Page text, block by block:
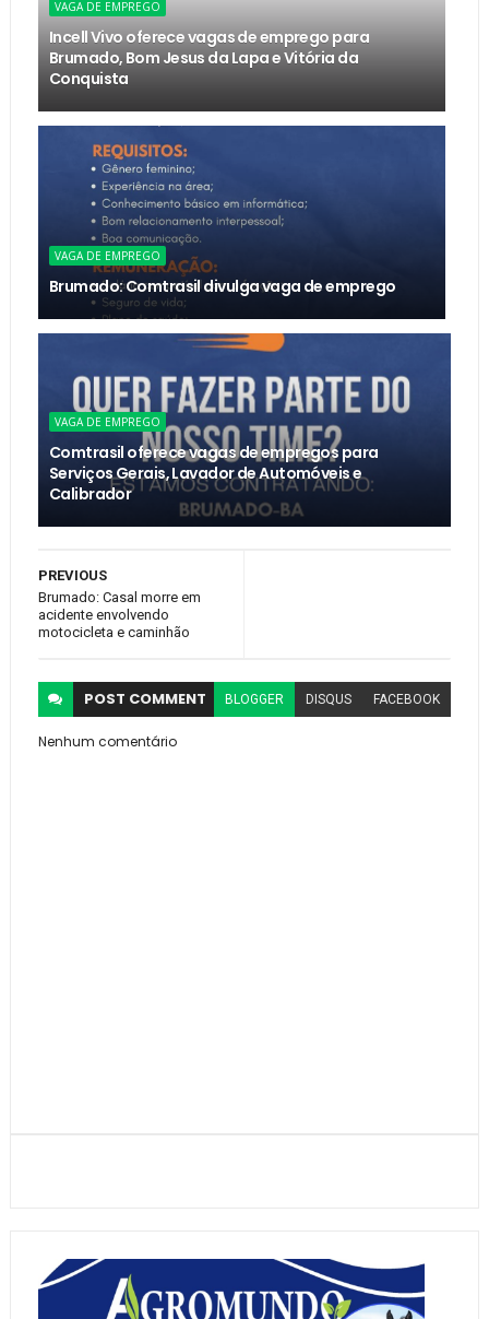
VAGA DE EMPREGO
Incell Vivo oferece vagas de emprego para
Brumado, Bom Jesus da Lapa e Vitória da
Conquista
VAGA DE EMPREGO
Brumado: Comtrasil divulga vaga de emprego
VAGA DE EMPREGO
Comtrasil oferece vagas de empregos para
Serviços Gerais, Lavador de Automóveis e
Calibrador
PREVIOUS
Brumado: Casal morre em
acidente envolvendo
motocicleta e caminhão
POST COMMENT BLOGGER DISQUS FACEBOOK
Nenhum comentário